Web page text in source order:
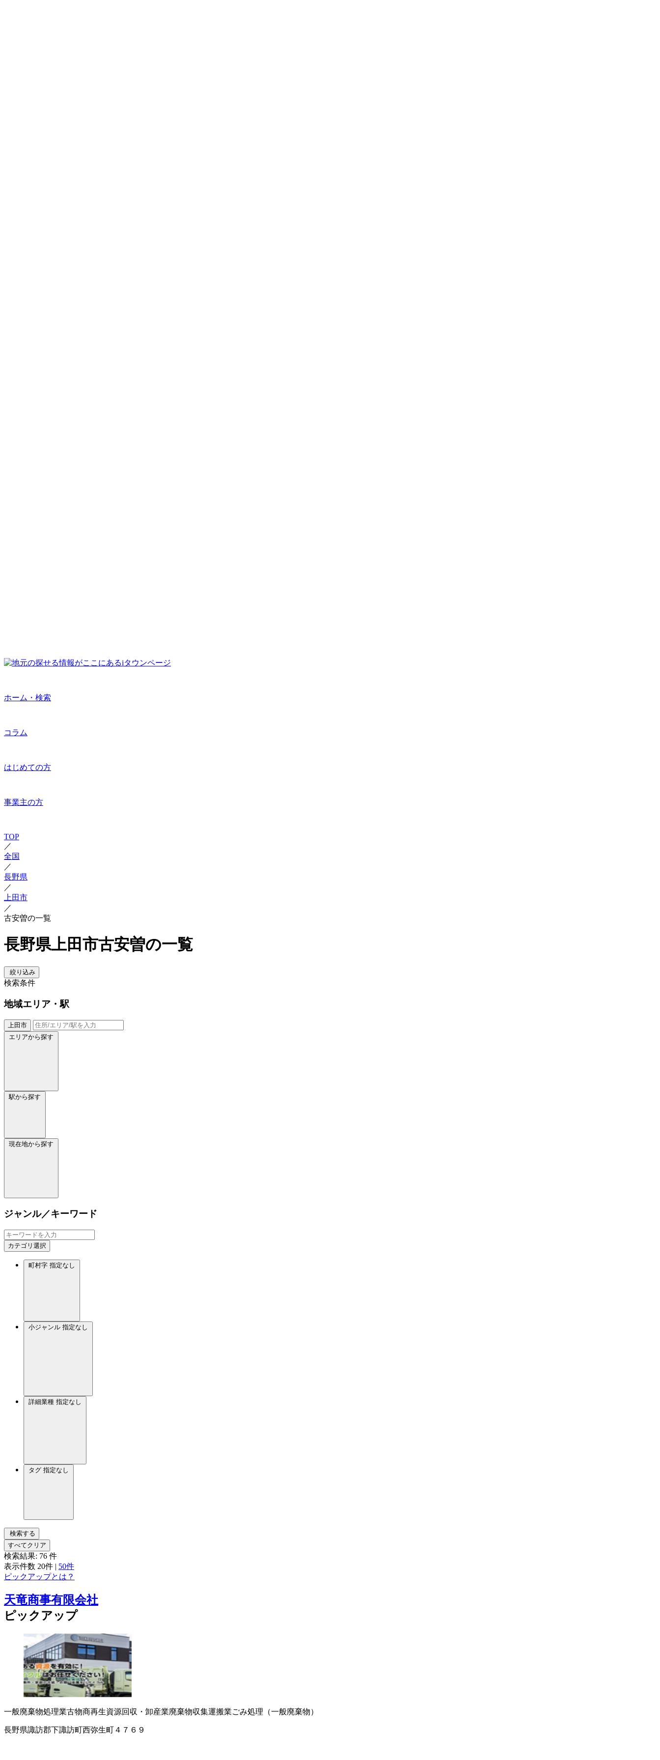
ホーム・検索
コラム
はじめての方
事業主の方
TOP
／
全国
／
長野県
／
上田市
／
古安曽の一覧
長野県上田市古安曽の一覧
絞り込み
検索条件
地域エリア・駅
上田市
エリアから探す
駅から探す
現在地から探す
ジャンル／キーワード
カテゴリ選択
町村字 指定なし
小ジャンル 指定なし
詳細業種 指定なし
タグ 指定なし
検索する
すべてクリア
検索結果: 76 件
表示件数 20件 | 50件
ピックアップとは？
天竜商事有限会社
ピックアップ
一般廃棄物処理業古物商再生資源回収・卸産業廃棄物収集運搬業ごみ処理（一般廃棄物）
長野県諏訪郡下諏訪町西弥生町４７６９